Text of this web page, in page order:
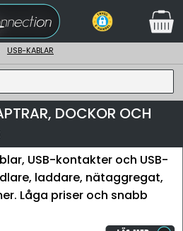
USB-KABLAR
DOCKOR OCH
USB-kontakter och USB-
laddare, nätaggregat,
Låga priser och snabb